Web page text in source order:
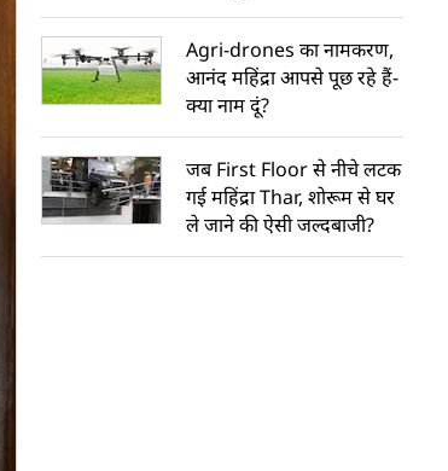
Agri-drones का नामकरण,
आनंद महिंद्रा आपसे पूछ रहे हैं-
क्या नाम दूं?
जब First Floor से नीचे लटक
गई महिंद्रा Thar, शोरूम से घर
ले जाने की ऐसी जल्दबाजी?